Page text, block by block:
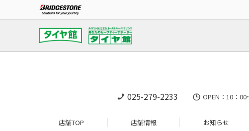
025-279-2233 OPEN：10：
店舗TOP 店舗情報 お知らせ